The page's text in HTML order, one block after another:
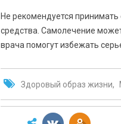
Не рекомендуется
средства. Самолечение
врача помогут избежать
Здоровый образ жизни